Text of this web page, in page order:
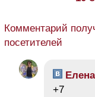
Комментарий
посетителей
+7